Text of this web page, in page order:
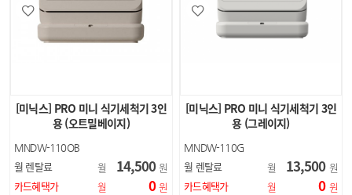
[미닉스] PRO 미니 식기세척기 3인
용 (오트밀베이지)
MNDW-110OB
월 렌탈료 월 14,500 원
카드혜택가
월 0 원
[미닉스] PRO 미니 식기세척기 3인
용 (그레이지)
MNDW-110G
월 렌탈료 월 13,500 원
카드혜택가
월 0 원